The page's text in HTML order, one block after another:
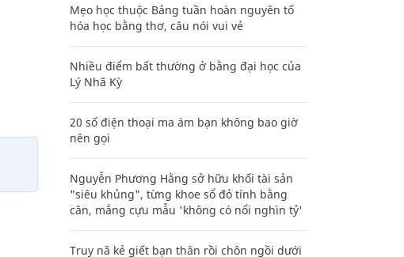
Mẹo học thuộc Bảng tuần hoàn nguyên tố
hóa học bằng thơ, câu nói vui vẻ
Nhiều điểm bất thường ở bằng đại học của
Lý Nhã Kỳ
20 số điện thoại ma ám bạn không bao giờ
nên gọi
Nguyễn Phương Hằng sở hữu khối tài sản
"siêu khủng", từng khoe sổ đỏ tính bằng
cân, mắng cựu mẫu 'không có nổi nghìn tỷ'
Truy nã kẻ giết bạn thân rồi chôn ngồi dưới